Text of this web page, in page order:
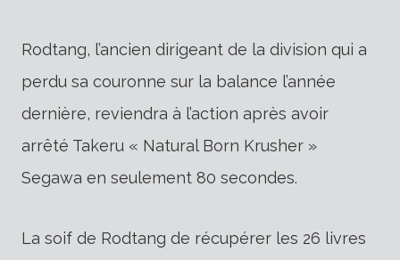
Rodtang, l’ancien dirigeant de la division qui a
perdu sa couronne sur la balance l’année
dernière, reviendra à l’action après avoir
arrêté Takeru « Natural Born Krusher »
Segawa en seulement 80 secondes.
La soif de Rodtang de récupérer les 26 livres